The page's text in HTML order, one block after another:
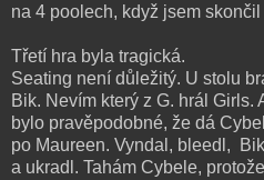
na 4 poolech, když jsem skončil
Třetí hra byla tragická.
Seating není důležitý. U stolu
Bik. Nevím který z G. hrál
bylo pravěpodobné, že dá
po Maureen. Vyndal, bleedl,
a ukradl. Tahám Cybele,